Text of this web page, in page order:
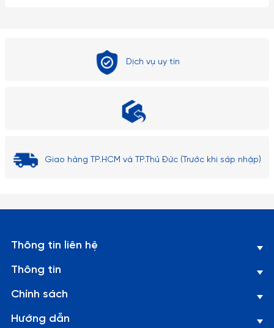
hay kim loại và có nhiều kích thước và kiểu dáng khác nhau
phù hợp với nhu cầu sử dụng.
Dịch vụ uy tín
Giao hàng TP.HCM và TP.Thủ Đức (Trước khi sáp nhập)
Thông tin liên hệ
Thông tin
Chính sách
Hướng dẫn